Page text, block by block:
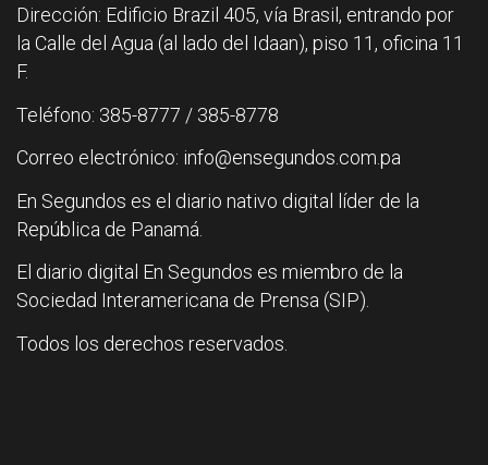
Dirección: Edificio Brazil 405, vía Brasil, entrando por
la Calle del Agua (al lado del Idaan), piso 11, oficina 11
F.
Teléfono: 385-8777 / 385-8778
Correo electrónico: info@ensegundos.com.pa
En Segundos es el diario nativo digital líder de la
República de Panamá.
El diario digital En Segundos es miembro de la
Sociedad Interamericana de Prensa (SIP).
Todos los derechos reservados.